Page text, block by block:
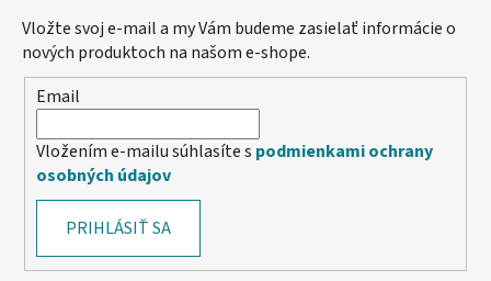
Vložte svoj e-mail a my Vám budeme zasielať informácie o
nových produktoch na našom e-shope.
Email
Vložením e-mailu súhlasíte s podmienkami ochrany
osobných údajov
PRIHLÁSIŤ SA